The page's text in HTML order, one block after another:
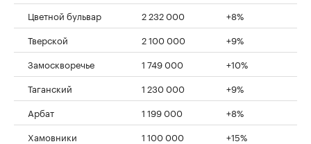
Цветной бульвар
2 232 000
+8%
Тверской
2 100 000
+9%
Замоскворечье
1 749 000
+10%
Таганский
1 230 000
+9%
Арбат
1 199 000
+8%
Хамовники
1 100 000 +15%